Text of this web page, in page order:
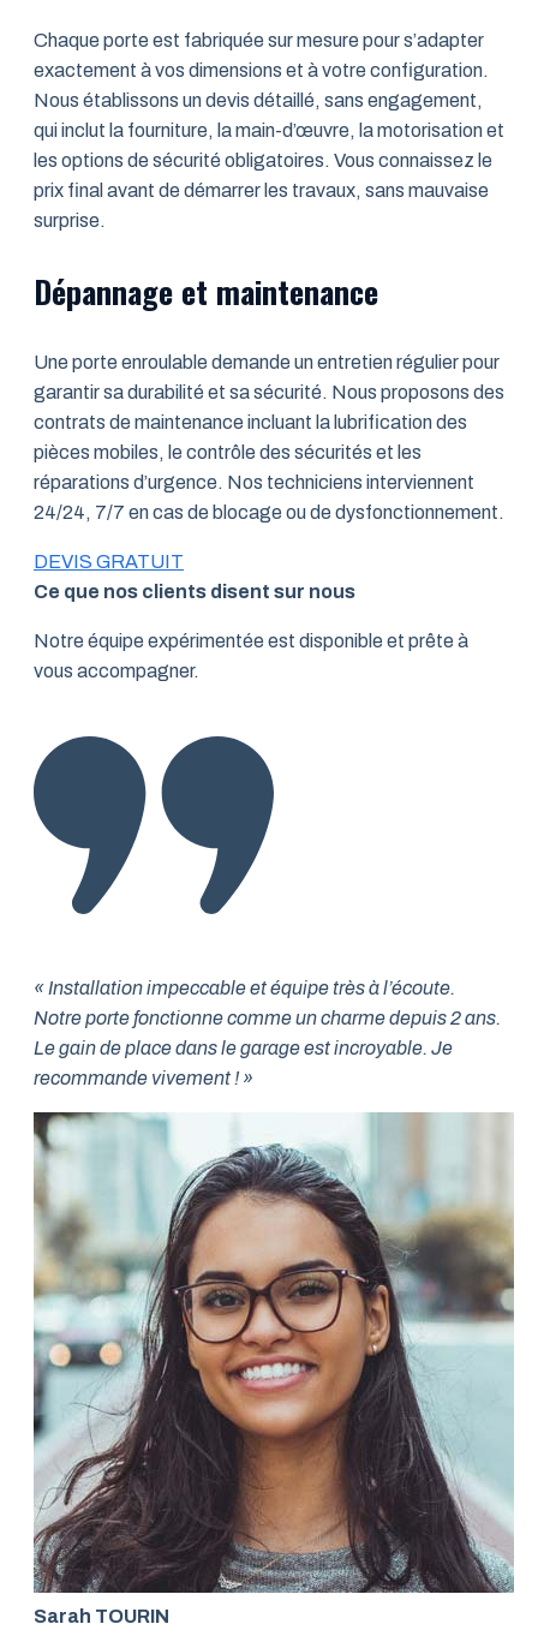
Chaque porte est fabriquée sur mesure pour s’adapter
exactement à vos dimensions et à votre configuration.
Nous établissons un devis détaillé, sans engagement,
qui inclut la fourniture, la main-d’œuvre, la motorisation et
les options de sécurité obligatoires. Vous connaissez le
prix final avant de démarrer les travaux, sans mauvaise
surprise.
Dépannage et maintenance
Une porte enroulable demande un entretien régulier pour
garantir sa durabilité et sa sécurité. Nous proposons des
contrats de maintenance incluant la lubrification des
pièces mobiles, le contrôle des sécurités et les
réparations d’urgence. Nos techniciens interviennent
24/24, 7/7 en cas de blocage ou de dysfonctionnement.
DEVIS GRATUIT
Ce que nos clients disent sur nous
Notre équipe expérimentée est disponible et prête à
vous accompagner.
« Installation impeccable et équipe très à l’écoute.
Notre porte fonctionne comme un charme depuis 2 ans.
Le gain de place dans le garage est incroyable. Je
recommande vivement ! »
Sarah TOURIN